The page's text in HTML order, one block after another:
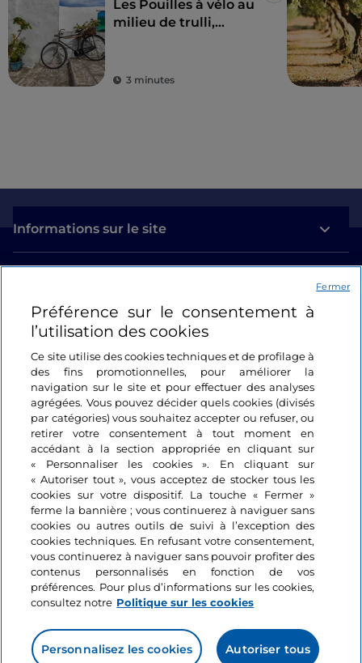
Les Pouilles à vélo au
milieu de trulli,
3 minutes
Informations sur le site
Se connecter
Suivez-nous
Préférence sur le consentement à
l’utilisation des cookies
Ce site utilise des cookies techniques et de profilage à
des fins promotionnelles, pour améliorer la
navigation sur le site et pour effectuer des analyses
agrégées. Vous pouvez décider quels cookies (divisés
par catégories) vous souhaitez accepter ou refuser, ou
retirer votre consentement à tout moment en
accédant à la section appropriée en cliquant sur
« Personnaliser les cookies ». En cliquant sur
« Autoriser tout », vous acceptez de stocker tous les
cookies sur votre dispositif. La touche « Fermer »
ferme la bannière ; vous continuerez à naviguer sans
cookies ou autres outils de suivi à l’exception des
cookies techniques. En refusant votre consentement,
vous continuerez à naviguer sans pouvoir profiter des
contenus personnalisés en fonction de vos
préférences. Pour plus d’informations sur les cookies,
consultez notre Politique sur les cookies
Personnalisez les cookies Autoriser tous
Fermer